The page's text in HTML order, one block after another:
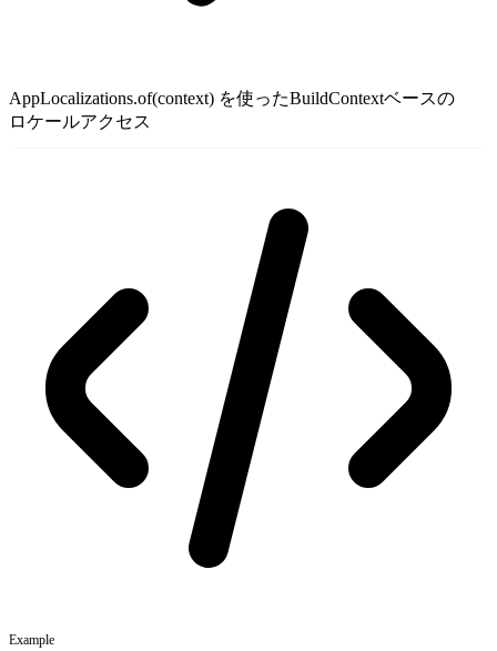
AppLocalizations.of(context) を使ったBuildContextベースの
ロケールアクセス
Example